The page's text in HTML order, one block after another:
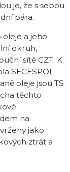
je, že s sebou
pára.
a jeho
okruh,
sítě CZT. K
SECESPOL-
oleje jsou TS
těchto
na
jako
ztrát a